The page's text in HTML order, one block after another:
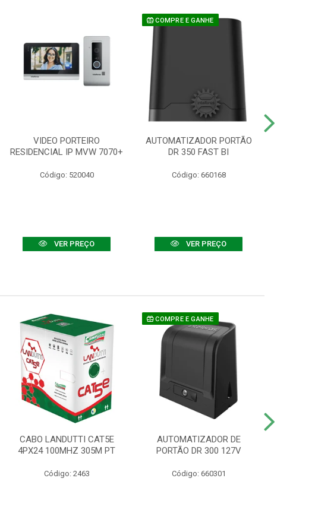
VIDEO PORTEIRO
RESIDENCIAL IP MVW 7070+
Código: 520040
VER PREÇO
COMPRE E GANHE
AUTOMATIZADOR PORTÃO
DR 350 FAST BI
Código: 660168
VER PREÇO
CABO LANDUTTI CAT5E
4PX24 100MHZ 305M PT
Código: 2463
COMPRE E GANHE
AUTOMATIZADOR DE
PORTÃO DR 300 127V
Código: 660301